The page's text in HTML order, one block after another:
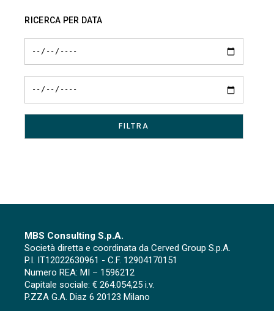
articoli
RICERCA PER DATA
MBS Consulting S.p.A.
Società diretta e coordinata da Cerved Group S.p.A.
P.I. IT12022630961 - C.F. 12904170151
Numero REA: MI – 1596212
Capitale sociale: € 264.054,25 i.v.
P.ZZA G.A. Diaz 6 20123 Milano